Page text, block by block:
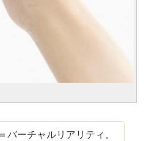
バーチャルリアリティ。